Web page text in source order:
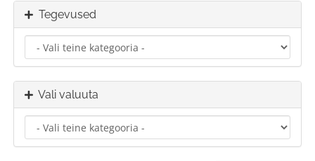
Tegevused
Vali valuuta